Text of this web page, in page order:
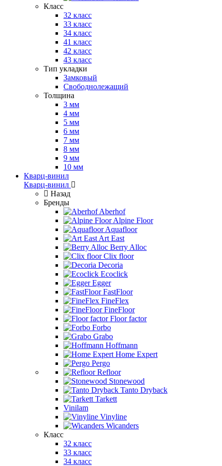
Класс
32 класс
33 класс
34 класс
41 класс
42 класс
43 класс
Тип укладки
Замковый
Свободнолежащий
Толщина
3 мм
4 мм
5 мм
6 мм
7 мм
8 мм
9 мм
10 мм
Кварц-винил
Кварц-винил
Назад
Бренды
Aberhof
Alpine Floor
Aquafloor
Art East
Berry Alloc
Clix floor
Decoria
Ecoclick
Egger
FastFloor
FineFlex
FineFloor
Floor factor
Forbo
Grabo
Hoffmann
Home Expert
Pergo
Refloor
Stonewood
Tanto Dryback
Tarkett
Vinilam
Vinyline
Wicanders
Класс
32 класс
33 класс
34 класс